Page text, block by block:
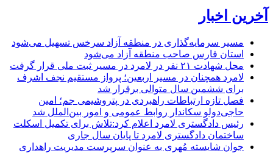
آخرین اخبار
مسیر سرمایه‌گذاری در منطقه آزاد سرخس تسهیل می‌شود
استان فارس صاحب منطقه آزاد می‌شود
محل شهادت ۲۱ نفر در لامرد در مسیر ثبت ملی قرار گرفت
لامرد همچنان در مسیر اربعین؛ پرواز مستقیم نجف اشرف
برای ششمین سال متوالی برقرار شد
فصل تازه ارتباطات راهبردی در پتروشیمی جم؛ امین
حاجی‌دولو سکاندار روابط عمومی و امور بین‌الملل شد
رئیس دادگستری لامرد اعلام کرد:تلاش برای تکمیل اسکلت
ساختمان دادگستری لامرد تا پایان سال جاری
جوان شایسته مُهری به عنوان سرپرست مدیریت راهداری